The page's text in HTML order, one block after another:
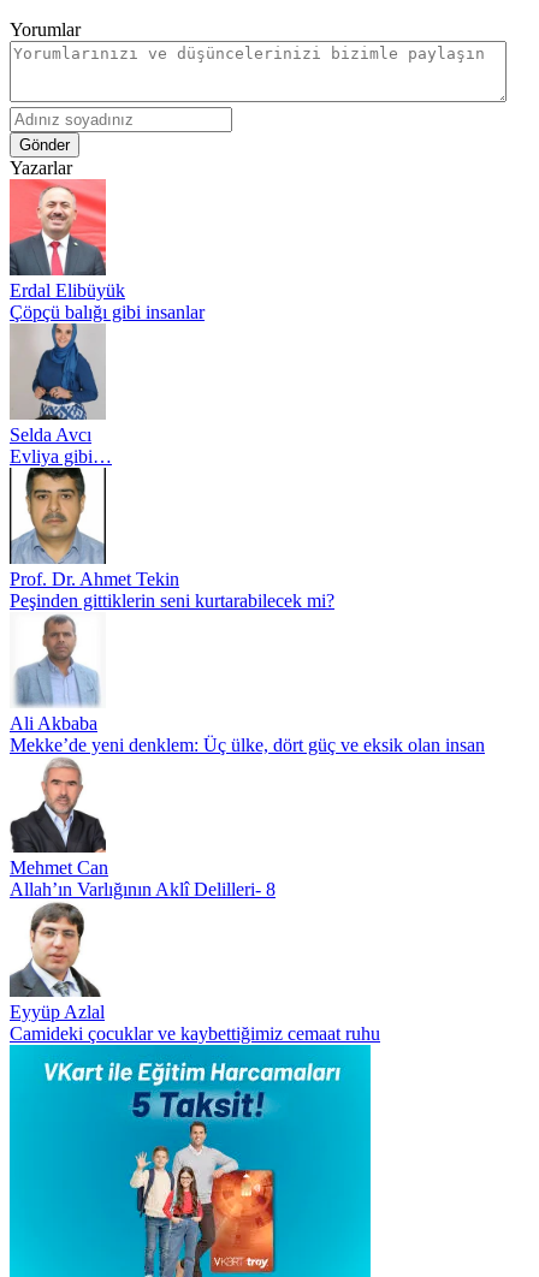
Yorumlar
Gönder
Yazarlar
Erdal Elibüyük
Çöpçü balığı gibi insanlar
Selda Avcı
Evliya gibi…
Prof. Dr. Ahmet Tekin
Peşinden gittiklerin seni kurtarabilecek mi?
Ali Akbaba
Mekke’de yeni denklem: Üç ülke, dört güç ve eksik olan insan
Mehmet Can
Allah’ın Varlığının Aklî Delilleri- 8
Eyyüp Azlal
Camideki çocuklar ve kaybettiğimiz cemaat ruhu